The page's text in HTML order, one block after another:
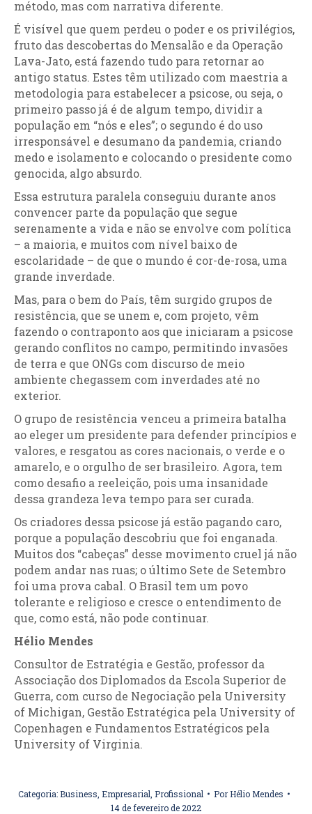
método, mas com narrativa diferente.
É visível que quem perdeu o poder e os privilégios,
fruto das descobertas do Mensalão e da Operação
Lava-Jato, está fazendo tudo para retornar ao
antigo status. Estes têm utilizado com maestria a
metodologia para estabelecer a psicose, ou seja, o
primeiro passo já é de algum tempo, dividir a
população em “nós e eles”; o segundo é do uso
irresponsável e desumano da pandemia, criando
medo e isolamento e colocando o presidente como
genocida, algo absurdo.
Essa estrutura paralela conseguiu durante anos
convencer parte da população que segue
serenamente a vida e não se envolve com política
– a maioria, e muitos com nível baixo de
escolaridade – de que o mundo é cor-de-rosa, uma
grande inverdade.
Mas, para o bem do País, têm surgido grupos de
resistência, que se unem e, com projeto, vêm
fazendo o contraponto aos que iniciaram a psicose
gerando conflitos no campo, permitindo invasões
de terra e que ONGs com discurso de meio
ambiente chegassem com inverdades até no
exterior.
O grupo de resistência venceu a primeira batalha
ao eleger um presidente para defender princípios e
valores, e resgatou as cores nacionais, o verde e o
amarelo, e o orgulho de ser brasileiro. Agora, tem
como desafio a reeleição, pois uma insanidade
dessa grandeza leva tempo para ser curada.
Os criadores dessa psicose já estão pagando caro,
porque a população descobriu que foi enganada.
Muitos dos “cabeças” desse movimento cruel já não
podem andar nas ruas; o último Sete de Setembro
foi uma prova cabal. O Brasil tem um povo
tolerante e religioso e cresce o entendimento de
que, como está, não pode continuar.
Hélio Mendes
Consultor de Estratégia e Gestão, professor da
Associação dos Diplomados da Escola Superior de
Guerra, com curso de Negociação pela University
of Michigan, Gestão Estratégica pela University of
Copenhagen e Fundamentos Estratégicos pela
University of Virginia.
Categoria:Business Empresarial Profissional PorHélio Mendes
14 de fevereiro de 2022